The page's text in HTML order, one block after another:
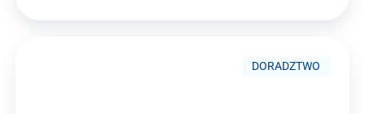
DORADZTWO